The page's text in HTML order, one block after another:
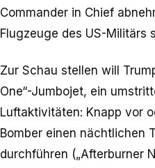
Commander in Chief
Flugzeuge des US-Militärs
Zur Schau stellen will
One“-Jumbojet, ein
Luftaktivitäten: Knapp vor
Bomber einen nächtlichen
durchführen („Afterburner